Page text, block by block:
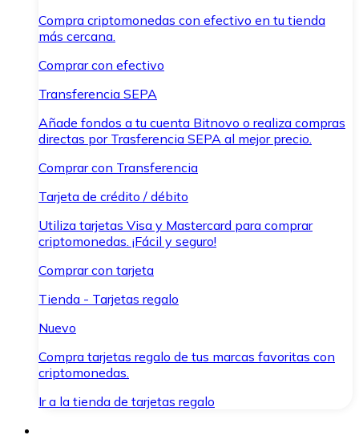
Compra criptomonedas con efectivo en tu tienda
más cercana.
Comprar con efectivo
Transferencia SEPA
Añade fondos a tu cuenta Bitnovo o realiza compras
directas por Trasferencia SEPA al mejor precio.
Comprar con Transferencia
Tarjeta de crédito / débito
Utiliza tarjetas Visa y Mastercard para comprar
criptomonedas. ¡Fácil y seguro!
Comprar con tarjeta
Tienda - Tarjetas regalo
Nuevo
Compra tarjetas regalo de tus marcas favoritas con
criptomonedas.
Ir a la tienda de tarjetas regalo